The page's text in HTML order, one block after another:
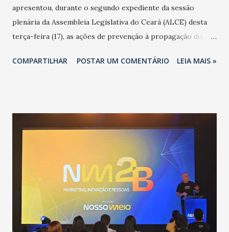
apresentou, durante o segundo expediente da sessão
plenária da Assembleia Legislativa do Ceará (ALCE) desta
terça-feira (17), as ações de prevenção à propagação do
adotadas pelo Governo do Estado na contenção da
população suspeita e de cuidados com os ambientes
públicos e domiciliares. “Nós não estamos vivendo uma
epidemia comum, como temos em todos os anos, com
aumento de casos de dengue, influenza ou H1N1. Trata-se
de uma epidemia com um vírus diferente, com um poder de
contaminação maior que outros coronavírus”, apontou o
secretário. Segundo ele, é uma epidemia com chance de
contaminação alta, podendo gerar um grande risco à
COMPARTILHAR POSTAR UM COMENTÁRIO LEIA MAIS »